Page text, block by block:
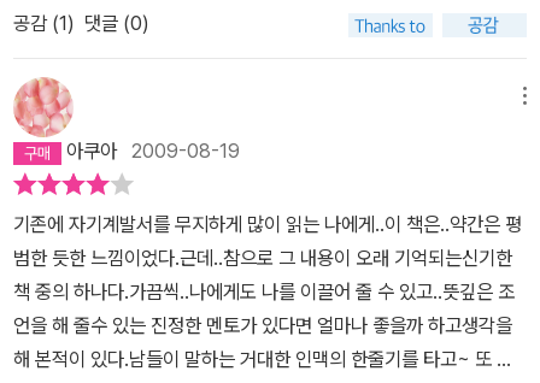
공감 (1) 댓글 (0)
아쿠아2009-08-19
기존에 자기계발서를 무지하게 많이 읽는 나에게..이 책은..약간은 평
범한 듯한 느낌이었다.근데..참으로 그 내용이 오래 기억되는신기한
책 중의 하나다.가끔씩..나에게도 나를 이끌어 줄 수 있고..뜻깊은 조
언을 해 줄수 있는 진정한 멘토가 있다면 얼마나 좋을까 하고생각을
해 본적이 있다.남들이 말하는 거대한 인맥의 한줄기를 타고~ 또 타